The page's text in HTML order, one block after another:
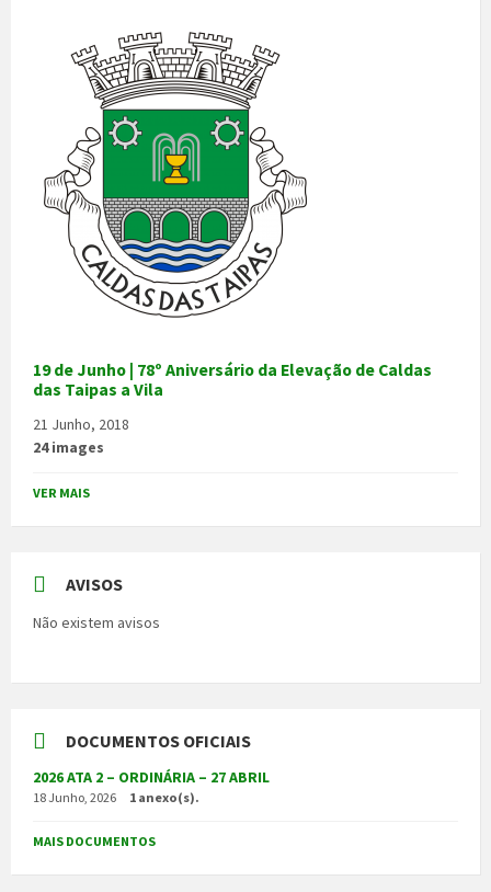
19 de Junho | 78º Aniversário da Elevação de Caldas
das Taipas a Vila
21 Junho, 2018
24 images
VER MAIS
AVISOS
Não existem avisos
DOCUMENTOS OFICIAIS
2026 ATA 2 – ORDINÁRIA – 27 ABRIL
18 Junho, 2026 1 anexo(s).
MAIS DOCUMENTOS